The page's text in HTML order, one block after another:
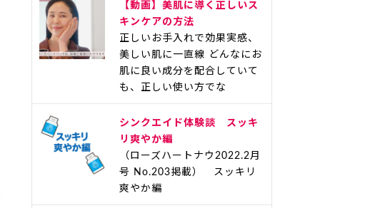
【動画】美肌に導く正しいス
キンケアの方法
正しいお手入れで効果実感、
美しい肌に一直線 どんなにお
肌に良い成分を配合していて
も、正しい使い方でな
シンクエイド体験談 スッキ
リ爽やか編
（ローズハートナウ2022.2月
号 No.203掲載） スッキリ
爽やか編